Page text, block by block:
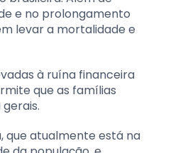
e no prolongamento
levar a mortalidade e
à ruína financeira
que as famílias
que atualmente está na